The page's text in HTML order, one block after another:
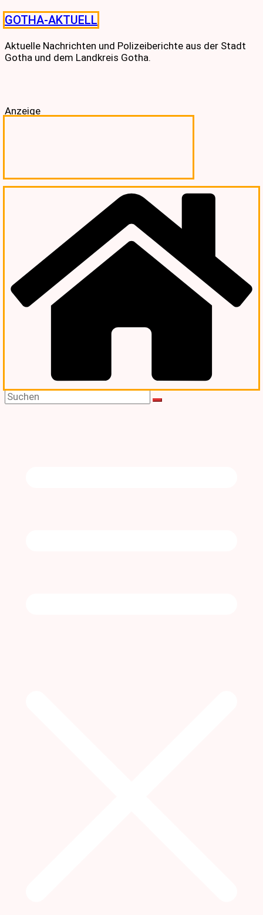
Skip
to
content
GOTHA-AKTUELL
Aktuelle Nachrichten und Polizeiberichte aus der Stadt
Gotha und dem Landkreis Gotha.
Anzeige